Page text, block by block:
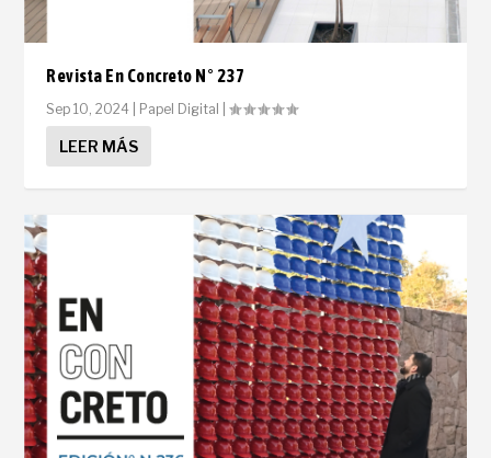
Revista En Concreto N° 237
Sep 10, 2024 Papel Digital |
LEER MÁS